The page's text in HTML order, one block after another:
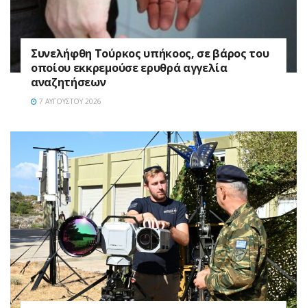
Συνελήφθη Τούρκος υπήκοος, σε βάρος του
οποίου εκκρεμούσε ερυθρά αγγελία
αναζητήσεων
7 ΑΥΓΟΎΣΤΟΥ 2026